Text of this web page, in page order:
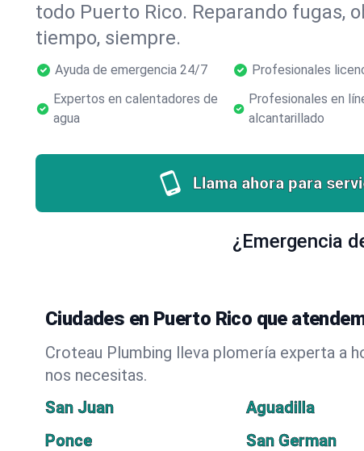
todo Puerto Rico. Reparando fugas,
tiempo, siempre.
Ayuda de emergencia 24/7 Profesionales
Expertos en calentadores de
agua
Profesionales en
alcantarillado
Llama ahora para
¿Emergencia
Ciudades en Puerto Rico que
Croteau Plumbing lleva plomería experta a
nos necesitas.
San Juan
Aguadilla
Ponce
San German